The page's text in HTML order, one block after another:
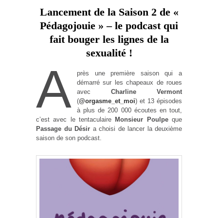
Lancement de la Saison 2 de «
Pédagojouie » – le podcast qui
fait bouger les lignes de la
sexualité !
A
près une première saison qui a
démarré sur les chapeaux de roues
avec Charline Vermont
(@orgasme_et_moi) et 13 épisodes
à plus de 200 000 écoutes en tout,
c’est avec le tentaculaire Monsieur Poulpeque
Passage du Désir a choisi de lancer la deuxième
saison de son podcast.